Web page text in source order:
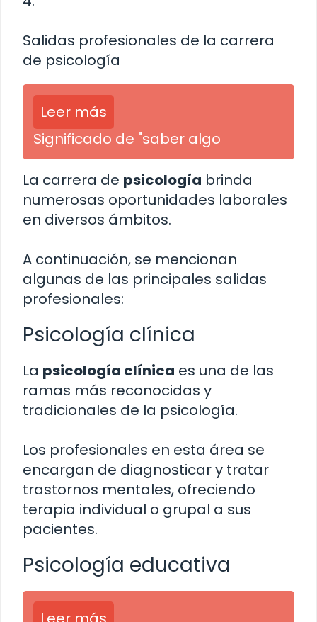
Salidas profesionales de la carrera
de psicología
Leer más
Significado de "saber algo
La carrera de psicología brinda
numerosas oportunidades laborales
en diversos ámbitos.
A continuación, se mencionan
algunas de las principales salidas
profesionales:
Psicología clínica
La psicología clínica es una de las
ramas más reconocidas y
tradicionales de la psicología.
Los profesionales en esta área se
encargan de diagnosticar y tratar
trastornos mentales, ofreciendo
terapia individual o grupal a sus
pacientes.
Psicología educativa